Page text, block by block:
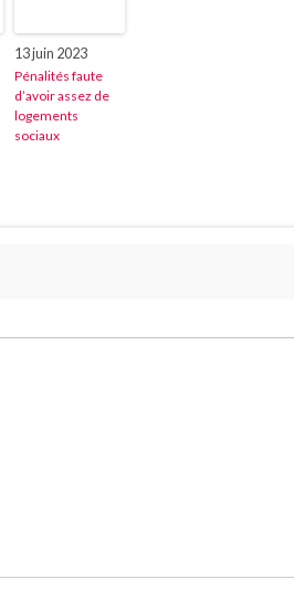
13 juin 2023
Pénalités faute
d’avoir assez de
logements
sociaux